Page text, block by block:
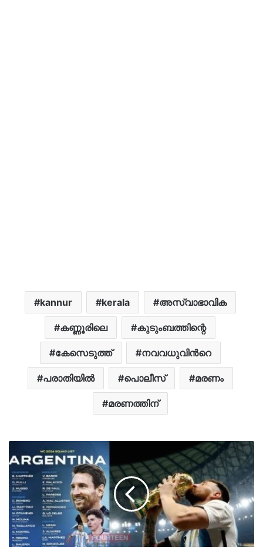
kannur kerala അസ്വാഭാവിക
കണ്ണൂരിലെ കുടുംബത്തിന്റെ
കേസെടുത്ത് നവവധുവിന്‍റെ
പരാതിയില്‍ പൊലീസ് മരണം
മരണത്തിന്